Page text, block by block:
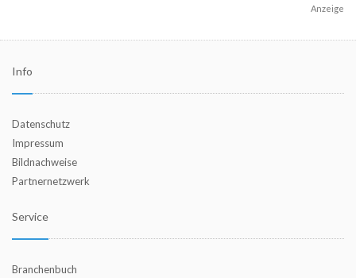
Anzeige
Info
Datenschutz
Impressum
Bildnachweise
Partnernetzwerk
Service
Branchenbuch